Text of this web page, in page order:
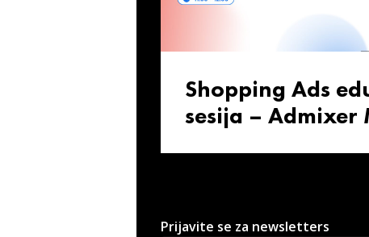
Shopping Ads
sesija – Admixer
Prijavite se za newsletters